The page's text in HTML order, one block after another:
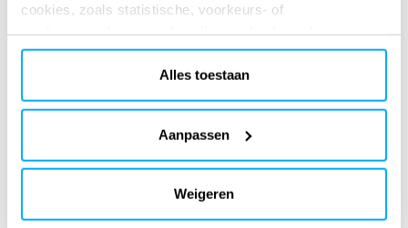
cookies, zoals statistische, voorkeurs- of
“Alles accepteren” hebt geklikt. Voor meer informatie kunt
u ons cookiebeleid lezen in de sectie ‘Over’ en onderaan
onze website.
Alles toestaan
Aanpassen
Weigeren
Onze waarde
benutten van mogelijkheden voor CO2-reductie
Specialisten in oplossingen voor CO2-reductie